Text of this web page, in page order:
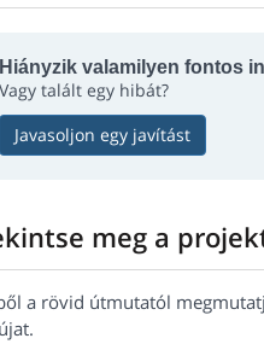
Hiányzik valamilyen fontos
Vagy talált egy hibát?
Javasoljon egy javítást
meg a
a rövid útmutatól